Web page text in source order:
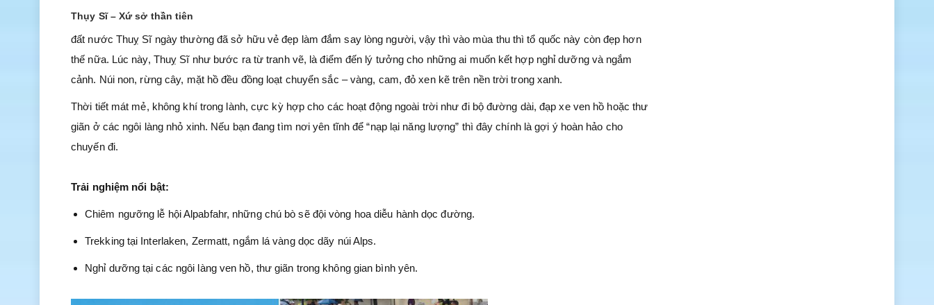
Thụy Sĩ – Xứ sở thần tiên
đất nước Thuỵ Sĩ ngày thường đã sở hữu vẻ đẹp làm đắm say lòng người, vậy thì vào mùa thu thì tổ quốc này còn đẹp hơn
thế nữa. Lúc này, Thuỵ Sĩ như bước ra từ tranh vẽ, là điểm đến lý tưởng cho những ai muốn kết hợp nghỉ dưỡng và ngắm
cảnh. Núi non, rừng cây, mặt hồ đều đồng loạt chuyển sắc – vàng, cam, đỏ xen kẽ trên nền trời trong xanh.
Thời tiết mát mẻ, không khí trong lành, cực kỳ hợp cho các hoạt động ngoài trời như đi bộ đường dài, đạp xe ven hồ hoặc thư
giãn ở các ngôi làng nhỏ xinh. Nếu bạn đang tìm nơi yên tĩnh để “nạp lại năng lượng” thì đây chính là gợi ý hoàn hảo cho
chuyến đi.
Trải nghiệm nổi bật:
Chiêm ngưỡng lễ hội Alpabfahr, những chú bò sẽ đội vòng hoa diễu hành dọc đường.
Trekking tại Interlaken, Zermatt, ngắm lá vàng dọc dãy núi Alps.
Nghỉ dưỡng tại các ngôi làng ven hồ, thư giãn trong không gian bình yên.